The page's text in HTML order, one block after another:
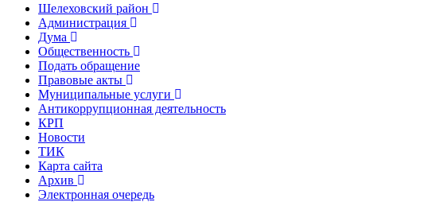
Шелеховский район
Администрация
Дума
Общественность
Подать обращение
Правовые акты
Муниципальные услуги
Антикоррупционная деятельность
КРП
Новости
ТИК
Карта сайта
Архив
Электронная очередь